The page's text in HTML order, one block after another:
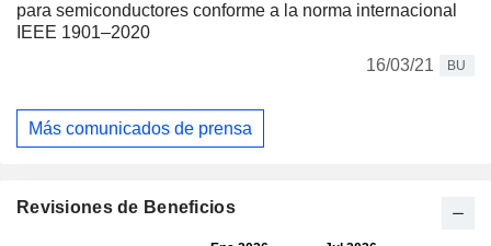
para semiconductores conforme a la norma internacional
IEEE 1901–2020
16/03/21
BU
Más comunicados de prensa
Revisiones de Beneficios